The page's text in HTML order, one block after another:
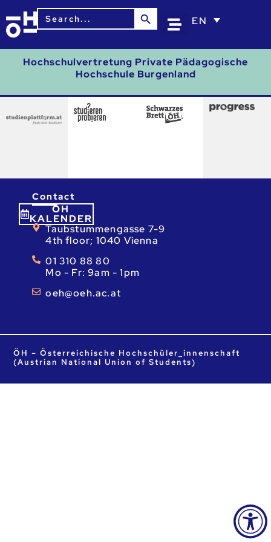
Search
for:
Search Button
EN
Hochschulvertretung Private Pädagogische
Hochschule Burgenland
ÖH
KALENDER
Contact
Taubstummengasse 7-9
4th floor; 1040 Vienna
01 310 88 80
Mo - Fr: 9am - 1pm
ta.ca.heo@heo
ÖH – Österreichische Hochschüler_innenschaft
(Austrian National Union of Students)